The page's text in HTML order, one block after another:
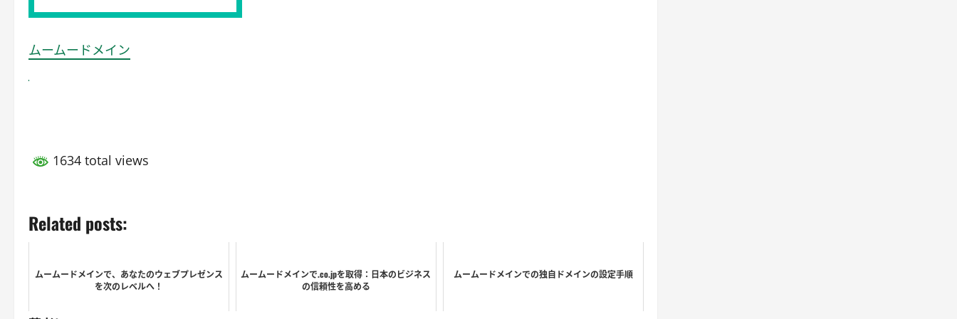
ムームードメイン
1634 total views
Related posts:
ムームードメインで、あなたのウェブプレゼンス
を次のレベルへ！
ムームードメインで.co.jpを取得：日本のビジネス
の信頼性を高める
ムームードメインでの独自ドメインの設定手順